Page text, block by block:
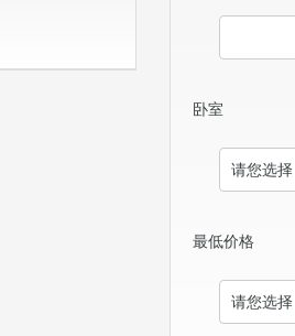
卧室
最低价格